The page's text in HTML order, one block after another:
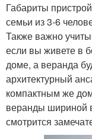
Габариты
семьи из 3-6
Также важно
если вы живете в
доме, а веранда
архитектурный
компактным же
веранды шириной
смотрится